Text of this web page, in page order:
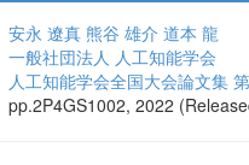
安永 遼真 熊谷 雄介 道本 龍
一般社団法人 人工知能学会
人工知能学会全国大会論文集
pp.2P4GS1002, 2022